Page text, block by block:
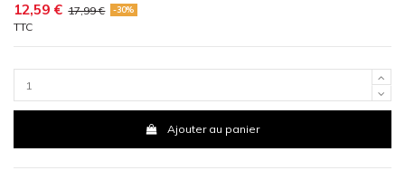
12,59 € 17,99 € -30%
TTC
Ajouter au panier